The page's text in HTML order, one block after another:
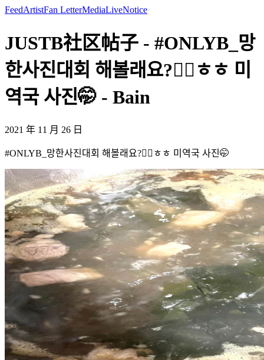
FeedArtistFan LetterMediaLiveNotice
JUSTB社区帖子 - #ONLYB_망
한사진대회 해볼래요?😵‍💫ㅎㅎ 미
역국 사진🤭 - Bain
2021 年 11 月 26 日
#ONLYB_망한사진대회 해볼래요?😵‍💫ㅎㅎ 미역국 사진🤭